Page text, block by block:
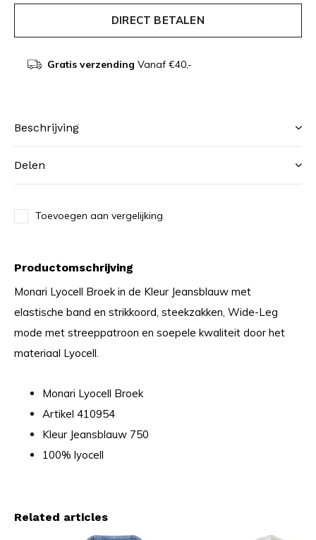
DIRECT BETALEN
Gratis verzending Vanaf €40,-
Beschrijving
Delen
Toevoegen aan vergelijking
Productomschrijving
Monari Lyocell Broek in de Kleur Jeansblauw met
elastische band en strikkoord, steekzakken, Wide-Leg
mode met streeppatroon en soepele kwaliteit door het
materiaal Lyocell.
Monari Lyocell Broek
Artikel 410954
Kleur Jeansblauw 750
100% lyocell
Related articles